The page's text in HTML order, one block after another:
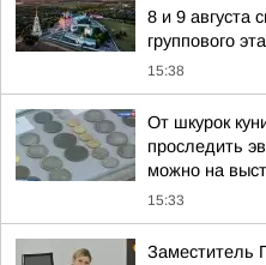
8 и 9 августа
группового
15:38
От шкурок
проследить
можно на
15:33
Заместитель